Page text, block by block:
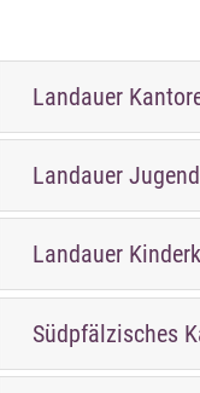
Landauer
Landauer
Landauer
Südpfälzisches